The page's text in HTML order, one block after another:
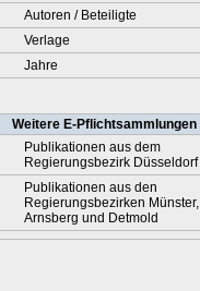
Autoren / Beteiligte
Verlage
Jahre
Weitere E-Pflichtsammlungen
Publikationen aus dem
Regierungsbezirk Düsseldorf
Publikationen aus den
Regierungsbezirken Münster,
Arnsberg und Detmold